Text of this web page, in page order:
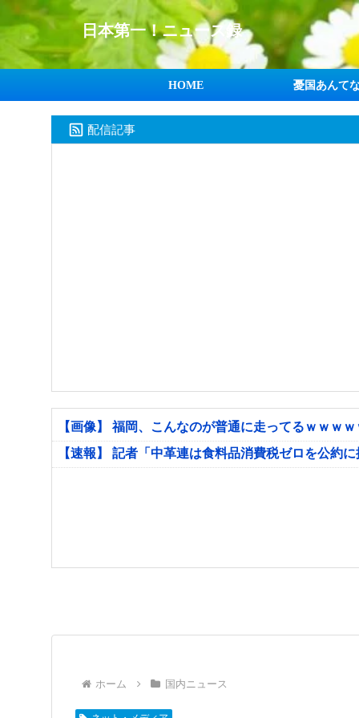
日本第一！ニュース録
HOME 憂国あんて
配信記事
【画像】 福岡、こんなのが普通に走ってるｗｗｗ
【速報】 記者「中革連は食料品消費税ゼロを公約
ホーム 国内ニュース